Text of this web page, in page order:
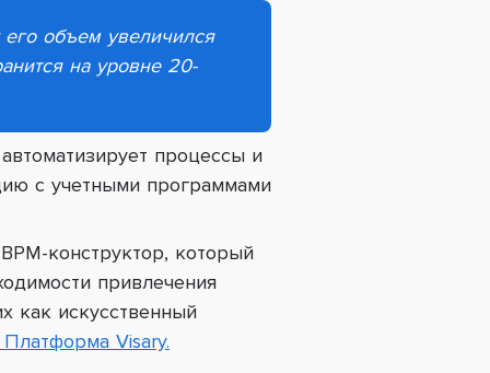
объем увеличился
на уровне 20-
процессы и
с учетными программами
конструктор, который
привлечения
как искусственный
Visary.